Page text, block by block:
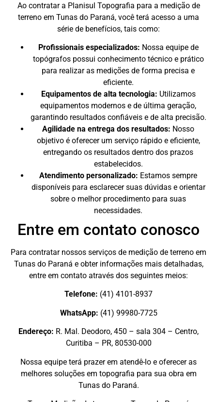
Ao contratar a Planisul Topografia para a medição de
terreno em Tunas do Paraná, você terá acesso a uma
série de benefícios, tais como:
Profissionais especializados: Nossa equipe de
topógrafos possui conhecimento técnico e prático
para realizar as medições de forma precisa e
eficiente.
Equipamentos de alta tecnologia: Utilizamos
equipamentos modernos e de última geração,
garantindo resultados confiáveis e de alta precisão.
Agilidade na entrega dos resultados: Nosso
objetivo é oferecer um serviço rápido e eficiente,
entregando os resultados dentro dos prazos
estabelecidos.
Atendimento personalizado: Estamos sempre
disponíveis para esclarecer suas dúvidas e orientar
sobre o melhor procedimento para suas
necessidades.
Entre em contato conosco
Para contratar nossos serviços de medição de terreno em
Tunas do Paraná e obter informações mais detalhadas,
entre em contato através dos seguintes meios:
Telefone: (41) 4101-8937
WhatsApp: (41) 99980-7725
Endereço: R. Mal. Deodoro, 450 – sala 304 – Centro,
Curitiba – PR, 80530-000
Nossa equipe terá prazer em atendê-lo e oferecer as
melhores soluções em topografia para sua obra em
Tunas do Paraná.